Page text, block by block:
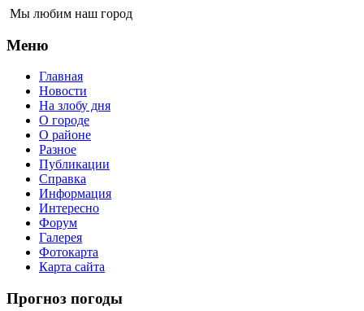
Мы любим наш город
Меню
Главная
Новости
На злобу дня
О городе
О районе
Разное
Публикации
Справка
Информация
Интересно
Форум
Галерея
Фотокарта
Карта сайта
Прогноз погоды